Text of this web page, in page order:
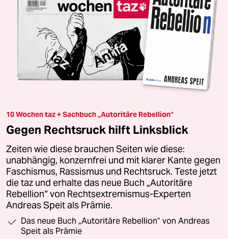
10 Wochen taz + Sachbuch „Autoritäre Rebellion“
Gegen Rechtsruck hilft Linksblick
Zeiten wie diese brauchen Seiten wie diese:
unabhängig, konzernfrei und mit klarer Kante gegen
Faschismus, Rassismus und Rechtsruck. Teste jetzt
die taz und erhalte das neue Buch „Autoritäre
Rebellion“ von Rechtsextremismus-Experten
Andreas Speit als Prämie.
Das neue Buch „Autoritäre Rebellion“ von Andreas
Speit als Prämie